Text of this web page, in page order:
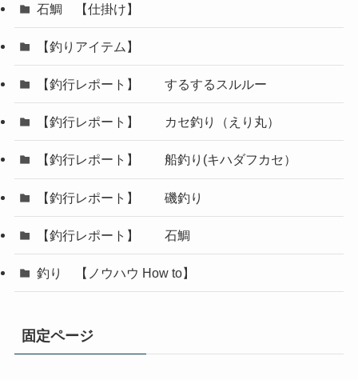
石鯛 【仕掛け】
【釣りアイテム】
【釣行レポート】 するするスルルー
【釣行レポート】 カセ釣り（えり丸）
【釣行レポート】 船釣り(キハダフカセ）
【釣行レポート】 磯釣り
【釣行レポート】 石鯛
釣り 【ノウハウ How to】
固定ページ